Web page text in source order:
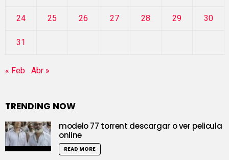
24 25 26 27 28 29 30
31
« Feb Abr »
TRENDING NOW
modelo 77 torrent descargar o ver pelicula
online
READ MORE